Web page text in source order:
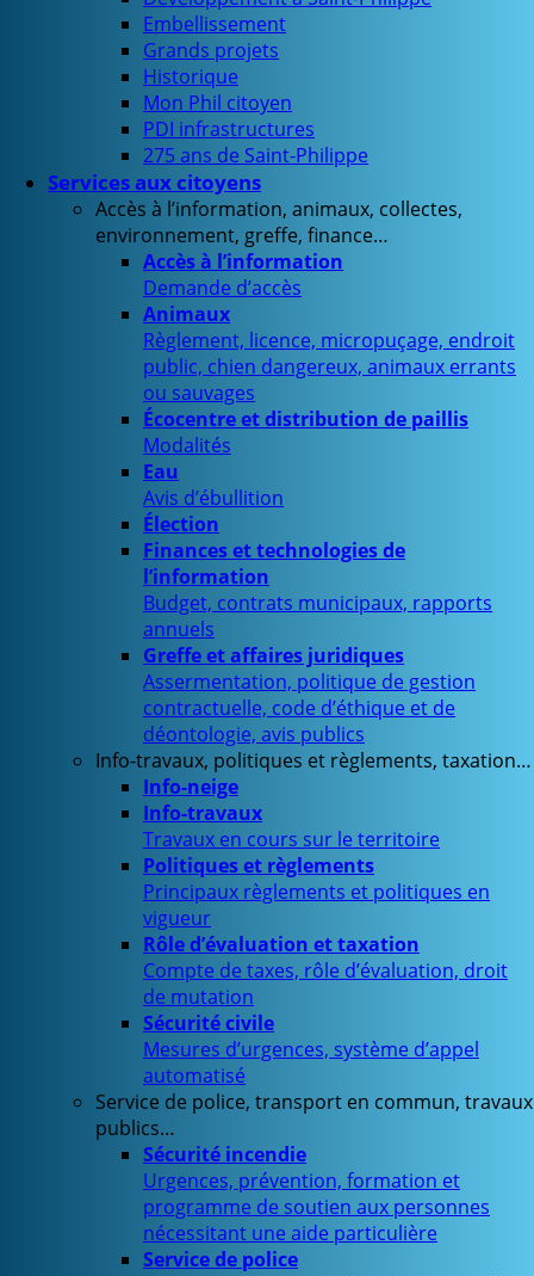
Embellissement
Grands projets
Historique
Mon Phil citoyen
PDI infrastructures
275 ans de Saint-Philippe
Services aux citoyens
Accès à l’information, animaux, collectes,
environnement, greffe, finance…
Accès à l’information
Demande d’accès
Animaux
Règlement, licence, micropuçage, endroit
public, chien dangereux, animaux errants
ou sauvages
Écocentre et distribution de paillis
Modalités
Eau
Avis d’ébullition
Élection
Finances et technologies de
l’information
Budget, contrats municipaux, rapports
annuels
Greffe et affaires juridiques
Assermentation, politique de gestion
contractuelle, code d’éthique et de
déontologie, avis publics
Info-travaux, politiques et règlements, taxation…
Info-neige
Info-travaux
Travaux en cours sur le territoire
Politiques et règlements
Principaux règlements et politiques en
vigueur
Rôle d’évaluation et taxation
Compte de taxes, rôle d’évaluation, droit
de mutation
Sécurité civile
Mesures d’urgences, système d’appel
automatisé
Service de police, transport en commun, travaux
publics…
Sécurité incendie
Urgences, prévention, formation et
programme de soutien aux personnes
nécessitant une aide particulière
Service de police